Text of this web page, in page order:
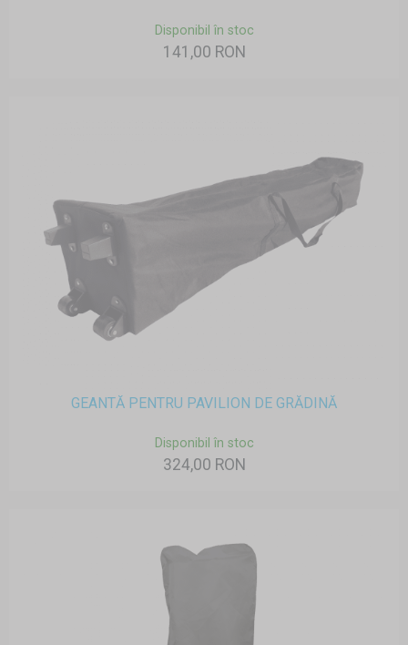
Disponibil în stoc
141,00 RON
GEANTĂ PENTRU PAVILION DE GRĂDINĂ
Disponibil în stoc
324,00 RON